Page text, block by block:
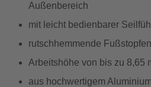
Außenbereich
mit leicht bedienbarer
rutschhemmende
Arbeitshöhe von bis zu 8,65
aus hochwertigem